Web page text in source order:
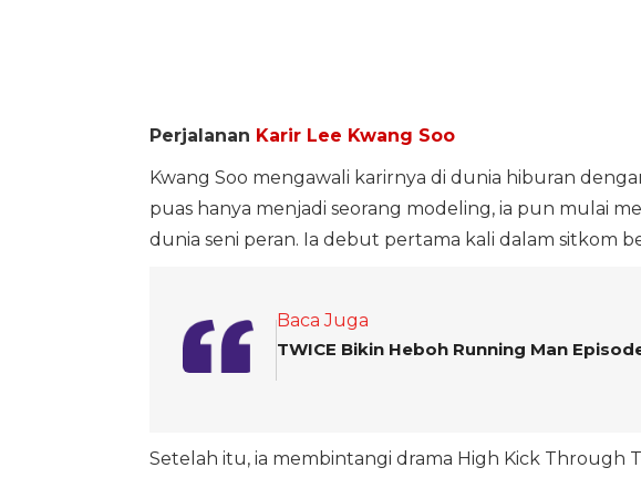
Perjalanan Karir Lee Kwang Soo
Kwang Soo mengawali karirnya di dunia hiburan
puas hanya menjadi seorang modeling, ia pun mulai
dunia seni peran. Ia debut pertama kali dalam sitkom
Baca Juga
TWICE Bikin Heboh Running Man
Setelah itu, ia membintangi drama High Kick Through